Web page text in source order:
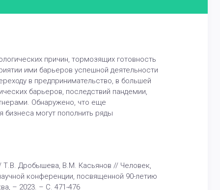
причин, тормозящих готовность
ими барьеров успешной деятельности
в предпринимательство, в большей
барьеров, последствий пандемии,
Обнаружено, что еще
могут пополнить ряды
Т.В. Дробышева, В.М. Касьянов // Человек,
конференции, посвященной 90-летию
– 2023. – С. 471-476